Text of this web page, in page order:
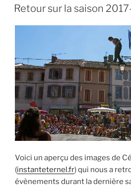
LE
Retour sur la saison
Voici un aperçu des images de
(instanteternel.fr) qui nous a
évènements durant la dernière